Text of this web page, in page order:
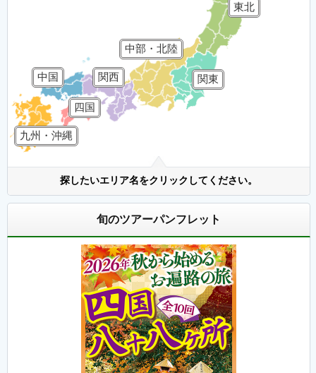
東北
関東
中部・北陸
関西
中国
四国
九州・沖縄
探したいエリア名をクリックしてください。
旬のツアーパンフレット